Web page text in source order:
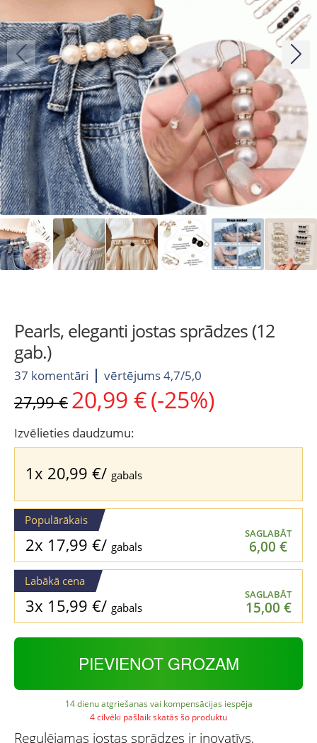
Pearls, eleganti jostas sprādzes (12
gab.)
37 komentāri vērtējums 4,7/5,0
27,99€ Original
price
was:
27,99 €.
20,99 € Current
price
20,99 €.
(-25%)
Izvēlieties daudzumu:
1x 20,99 €/ gabals
Populārākais
2x 17,99 €/ gabals
SAGLABĀT
6,00 €
Labākā cena
3x 15,99 €/ gabals
SAGLABĀT
15,00 €
PIEVIENOT GROZAM
14 dienu atgriešanas vai kompensācijas iespēja
4 cilvēki pašlaik skatās šo produktu
Regulējamas jostas sprādzes ir inovatīvs,